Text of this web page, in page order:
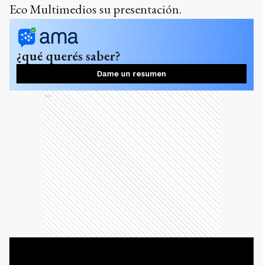
Eco Multimedios su presentación.
¿qué querés saber?
Dame un resumen
Ads